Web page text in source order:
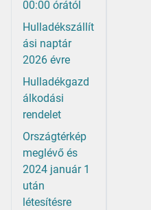
00:00 órától
Hulladékszállít
ási naptár
2026 évre
Hulladékgazd
álkodási
rendelet
Országtérkép
meglévő és
2024 január 1
után
létesítésre